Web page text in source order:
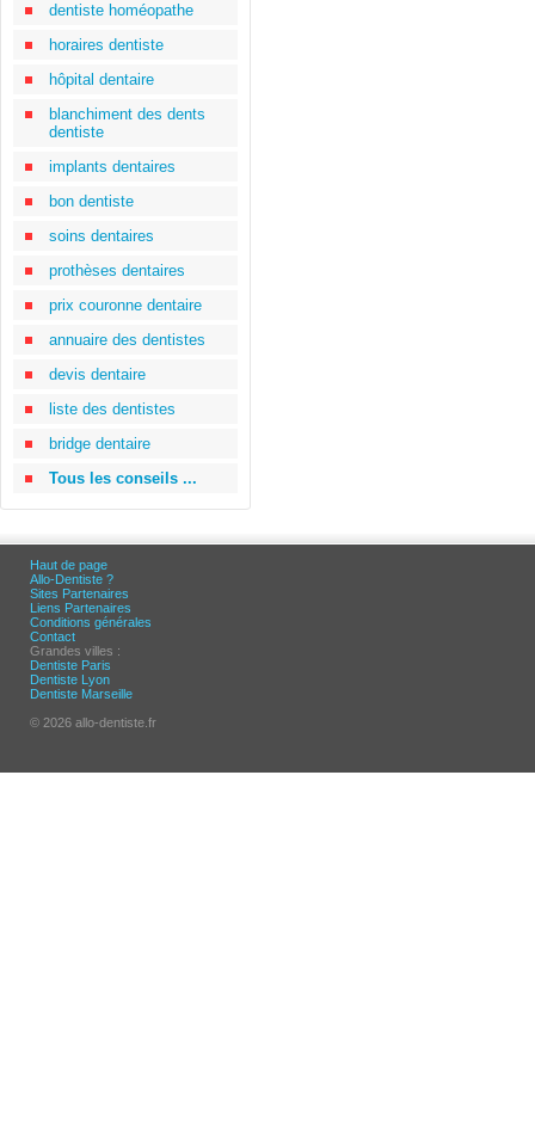
dentiste homéopathe
horaires dentiste
hôpital dentaire
blanchiment des dents
dentiste
implants dentaires
bon dentiste
soins dentaires
prothèses dentaires
prix couronne dentaire
annuaire des dentistes
devis dentaire
liste des dentistes
bridge dentaire
Tous les conseils ...
Haut de page
Allo-Dentiste ?
Sites Partenaires
Liens Partenaires
Conditions générales
Contact
Grandes villes :
Dentiste Paris
Dentiste Lyon
Dentiste Marseille
© 2026 allo-dentiste.fr